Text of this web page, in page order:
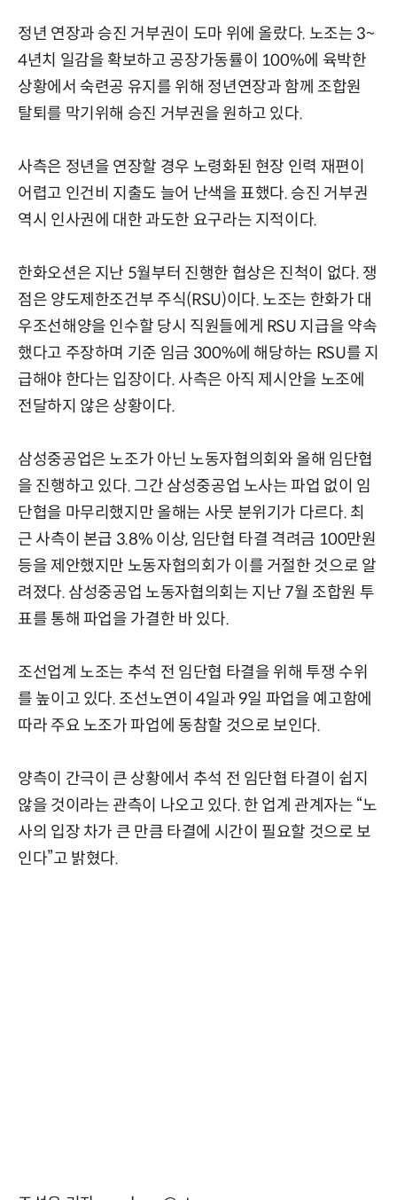
정년 연장과 승진 거부권이 도마 위에 올랐다. 노조는 3~
4년치 일감을 확보하고 공장가동률이 100%에 육박한
상황에서 숙련공 유지를 위해 정년연장과 함께 조합원
탈퇴를 막기위해 승진 거부권을 원하고 있다.
사측은 정년을 연장할 경우 노령화된 현장 인력 재편이
어렵고 인건비 지출도 늘어 난색을 표했다. 승진 거부권
역시 인사권에 대한 과도한 요구라는 지적이다.
한화오션은 지난 5월부터 진행한 협상은 진척이 없다. 쟁
점은 양도제한조건부 주식(RSU)이다. 노조는 한화가 대
우조선해양을 인수할 당시 직원들에게 RSU 지급을 약속
했다고 주장하며 기준 임금 300%에 해당하는 RSU를 지
급해야 한다는 입장이다. 사측은 아직 제시안을 노조에
전달하지 않은 상황이다.
삼성중공업은 노조가 아닌 노동자협의회와 올해 임단협
을 진행하고 있다. 그간 삼성중공업 노사는 파업 없이 임
단협을 마무리했지만 올해는 사뭇 분위기가 다르다. 최
근 사측이 본급 3.8% 이상, 임단협 타결 격려금 100만원
등을 제안했지만 노동자협의회가 이를 거절한 것으로 알
려졌다. 삼성중공업 노동자협의회는 지난 7월 조합원 투
표를 통해 파업을 가결한 바 있다.
조선업계 노조는 추석 전 임단협 타결을 위해 투쟁 수위
를 높이고 있다. 조선노연이 4일과 9일 파업을 예고함에
따라 주요 노조가 파업에 동참할 것으로 보인다.
양측이 간극이 큰 상황에서 추석 전 임단협 타결이 쉽지
않을 것이라는 관측이 나오고 있다. 한 업계 관계자는 “노
사의 입장 차가 큰 만큼 타결에 시간이 필요할 것으로 보
인다”고 밝혔다.